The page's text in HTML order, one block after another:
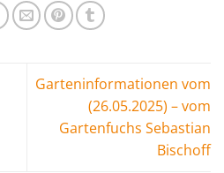
Garteninformationen vom
(26.05.2025) – vom
Gartenfuchs Sebastian
Bischoff